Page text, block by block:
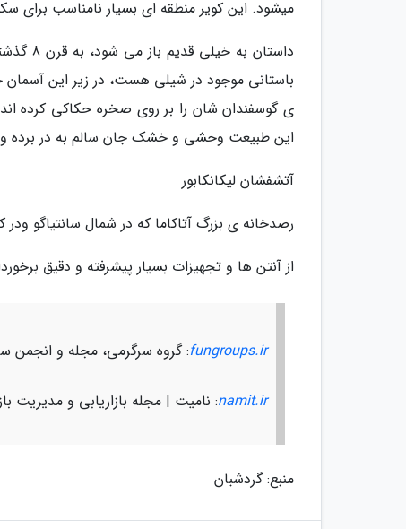
میشود. این کویر منطقه ای بسیار نامناسب
ی گوسفندان شان را بر روی صخره حکاکی کرده
این طبیعت وحشی و خشک جان سالم به در برده
آتشفشان لیکانکابور
رصدخانه­ ی بزرگ آتاکاما که در شمال سانتیاگو ودر
از آنتن­ ها و تجهیزات بسیار پیشرفته و دقیق
fungroups.ir: گروه سرگرمی، مجله و انجمن
namit.ir: نامیت | مجله بازاریابی و مدیریت
منبع: گردشبان